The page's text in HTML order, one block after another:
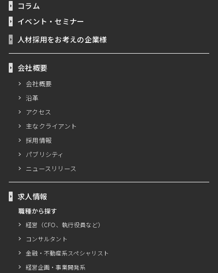
コラム
イベント・セミナー
人材採用をお考えの企業様
会社概要
会社概要
沿革
アクセス
主なクライアント
採用情報
パブリシティ
ニュースリリース
求人情報
職種から探す
経営（CFO、執行役員など）
コンサルタント
金融・不動産系スペシャリスト
経営企画・事業開発系